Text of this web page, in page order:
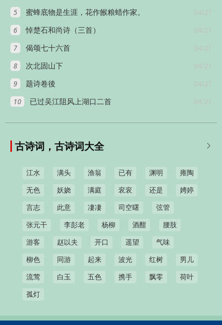
5 04/21
蜜蜂底物是生涯，花作餱粮蜡作家。
6 04/21
悼楚石和尚诗（三首）
7 04/21
偈颂七十六首
8 04/21
次北固山下
9 04/21
题诗卷後
10 04/21
已过吴江阻风上湖口二首

古诗词，古诗词大全
江水 满头 渔翁 已有 渊明 雍陶
无色 妖娆 满庭 衮衮 还是 娉婷
言志 此意 凄凄 司空曙 弦管
张元干 李彭老 杨柳 酒酣 腰肢
游客 赵以夫 开口 遥望 气味
柳色 同游 起来 波光 红树 男儿
流莺 白玉 五色 携手 飘零 荷叶
孤灯